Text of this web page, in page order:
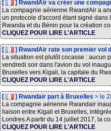
[ ] RwandAir va créer une
La compagnie aérienne RwandAir a
un protocole d'accord étant signé
Rwanda et du Bénin pour la création
CLIQUEZ POUR LIRE L'ARTICLE
[ ] RwandAir rate son premier vol
La situation est plutôt cocasse : aucun
vendredi soir dans l'avion du vol
Bruxelles vers Kigali, la capitale du
CLIQUEZ POUR LIRE L'ARTICLE
[ ] Rwandair part à Bruxelles > le
La compagnie aérienne Rwandair
liaison entre Kigali et Bruxelles,
Londres.A partir du 14 juillet 2017, la
CLIQUEZ POUR LIRE L'ARTICLE